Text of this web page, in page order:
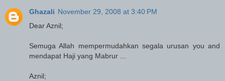
Ghazali November 29, 2008 at 3:40 PM
Dear Aznil;
Semuga Allah mempermudahkan segala urusan you and
mendapat Haji yang Mabrur ...
Aznil;